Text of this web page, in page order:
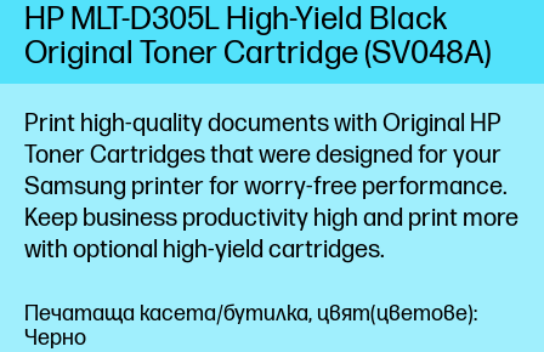
Print high-quality documents with Original HP
Toner Cartridges that were designed for your
Samsung printer for worry-free performance.
Keep business productivity high and print more
with optional high-yield cartridges.
Печатаща касета/бутилка, цвят(цветове):
Черно
HP MLT-D305L High-Yield Black
Original Toner Cartridge (SV048A)